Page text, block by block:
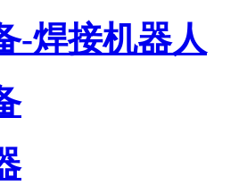
-焊接机器人